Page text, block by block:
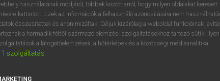
VAN ELŐFIZETÉSED?
megtekintéséhez.
használatának módjáról, többek között arról, hogy milyen oldalakat keresett
kattintott. Ezek az információk a felhasználó azonosítására nem
összesítettek és anonimizáltak. Céljuk kizárólag a weboldal funkcióinak
a harmadik féltől származó elemzési szolgáltatásokhoz tartozó sütik;
a látogatóelemzések, a hőtérképek és a közösségi médiaanalitika.
1 szolgáltatás
a s d f g h j k l é
í y x c v b n m , .